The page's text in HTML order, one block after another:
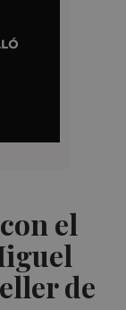
el
de